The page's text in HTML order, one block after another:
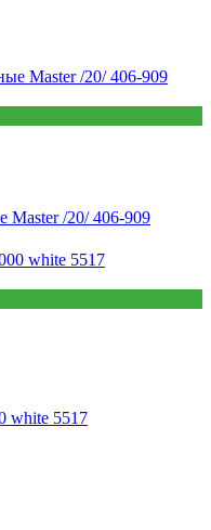
Master /20/ 406-909
white 5517